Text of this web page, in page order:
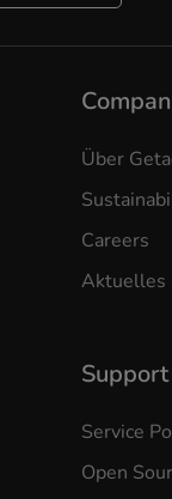
Über
Careers
Aktuelles
Support
Service
Open